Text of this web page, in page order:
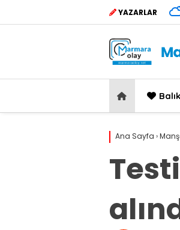
YAZARLAR
Ana Sayfa ›